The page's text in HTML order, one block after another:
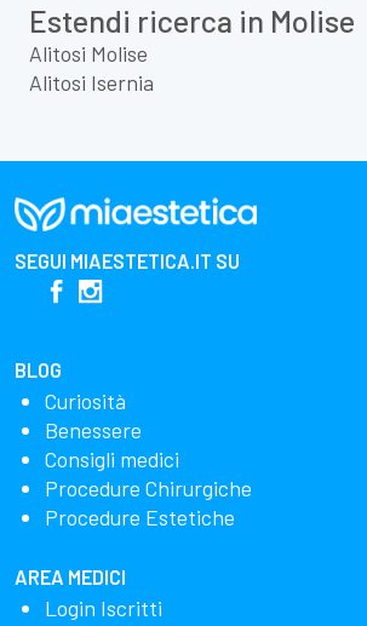
Estendi ricerca in Molise
Alitosi Molise
Alitosi Isernia
SEGUI MIAESTETICA.IT SU
BLOG
Curiosità
Benessere
Consigli medici
Procedure Chirurgiche
Procedure Estetiche
AREA MEDICI
Login Iscritti